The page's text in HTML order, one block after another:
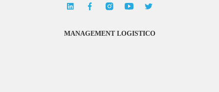
MANAGEMENT LOGISTICO